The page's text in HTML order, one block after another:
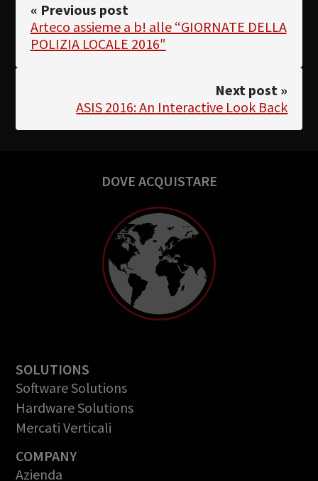
« Previous post
Arteco assieme a b! alle “GIORNATE DELLA
POLIZIA LOCALE 2016″
Next post »
ASIS 2016: An Interactive Look Back
DOVE ACQUISTARE
SOLUTIONS
Software Solutions
Hardware Solutions
Mercati Verticali
COMPANY
Azienda